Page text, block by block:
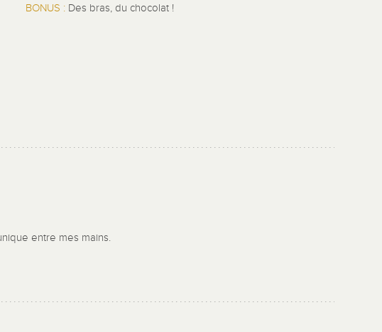
BONUS : Des bras, du chocolat !
entre mes mains.